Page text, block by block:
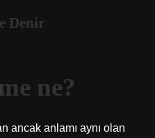
Denir
ne?
ancak anlamı aynı olan